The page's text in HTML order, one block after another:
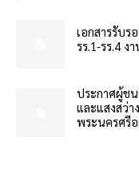
เอกสารรับร
รร.1-รร.4
ประกาศผู้ช
และแสงสว่า
พระนครศรีอ